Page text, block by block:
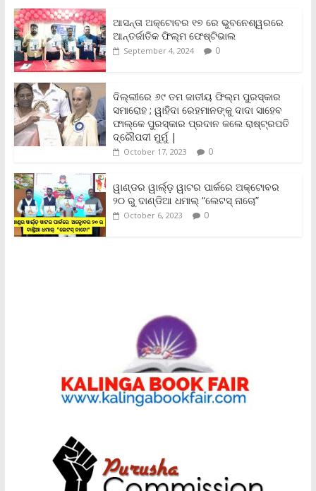
e
b
o
o
k
t
t
e
r
i
l
t
s
A
p
p
L
i
n
k
t
F
r
i
d
l
y
e
ଆସନ୍ତା ଅକ୍ଟୋବର ୧୭ ରେ ଭୁବନେଶ୍ୱରରେ
ଆନ୍ତର୍ଜାତିକ ଫିଲ୍ମ ଫେଷ୍ଟିଭାଲ
September 4, 2024 0
ଦିଲ୍ଲୀରେ ୬୯ ତମ ଜାତୀୟ ଫିଲ୍ମ ପୁରସ୍କାର
ସମାରୋହ ; ୱାହିଦା ରେହମାନଙ୍କୁ ଦାଦା ସାହେବ
ଫାଲ୍‌କେ ପୁରସ୍କାର ପ୍ରଦାନ କଲେ ରାଷ୍ଟ୍ରପତି
ଦ୍ରୌପଦୀ ମୁର୍ମୁ |
October 17, 2023 0
ୱାଣ୍ଡର ୱାର୍ଲ୍‌ଡ଼ ୱାଟର ପାର୍କରେ ଅକ୍ଟୋବର
୨୦ ରୁ ଦାଣ୍ଡିଆ ଧମାଲ୍ “ଲେଟସ୍ ନାଚୋ”
October 6, 2023 0